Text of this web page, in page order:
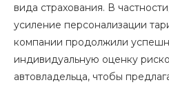
вида страхования. В
усиление персонализации
компании продолжили
индивидуальную оценку
автовладельца, чтобы